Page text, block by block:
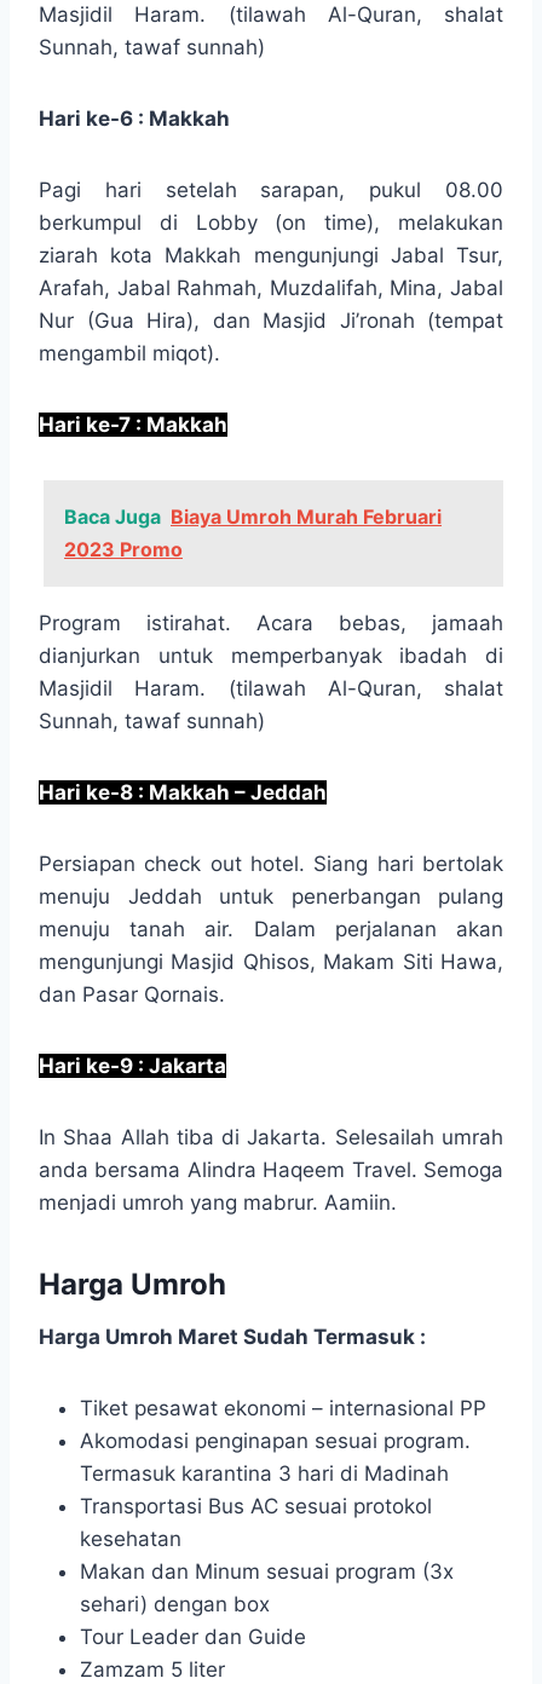
Masjidil Haram. (tilawah Al-Quran, shalat
Sunnah, tawaf sunnah)
Hari ke-6 : Makkah
Pagi hari setelah sarapan, pukul 08.00
berkumpul di Lobby (on time), melakukan
ziarah kota Makkah mengunjungi Jabal Tsur,
Arafah, Jabal Rahmah, Muzdalifah, Mina, Jabal
Nur (Gua Hira), dan Masjid Ji’ronah (tempat
mengambil miqot).
Hari ke-7 : Makkah
Baca Juga Biaya Umroh Murah Februari
2023 Promo
Program istirahat. Acara bebas, jamaah
dianjurkan untuk memperbanyak ibadah di
Masjidil Haram. (tilawah Al-Quran, shalat
Sunnah, tawaf sunnah)
Hari ke-8 : Makkah – Jeddah
Persiapan check out hotel. Siang hari bertolak
menuju Jeddah untuk penerbangan pulang
menuju tanah air. Dalam perjalanan akan
mengunjungi Masjid Qhisos, Makam Siti Hawa,
dan Pasar Qornais.
Hari ke-9 : Jakarta
In Shaa Allah tiba di Jakarta. Selesailah umrah
anda bersama Alindra Haqeem Travel. Semoga
menjadi umroh yang mabrur. Aamiin.
Harga Umroh
Harga Umroh Maret Sudah Termasuk :
Tiket pesawat ekonomi – internasional PP
Akomodasi penginapan sesuai program.
Termasuk karantina 3 hari di Madinah
Transportasi Bus AC sesuai protokol
kesehatan
Makan dan Minum sesuai program (3x
sehari) dengan box
Tour Leader dan Guide
Zamzam 5 liter